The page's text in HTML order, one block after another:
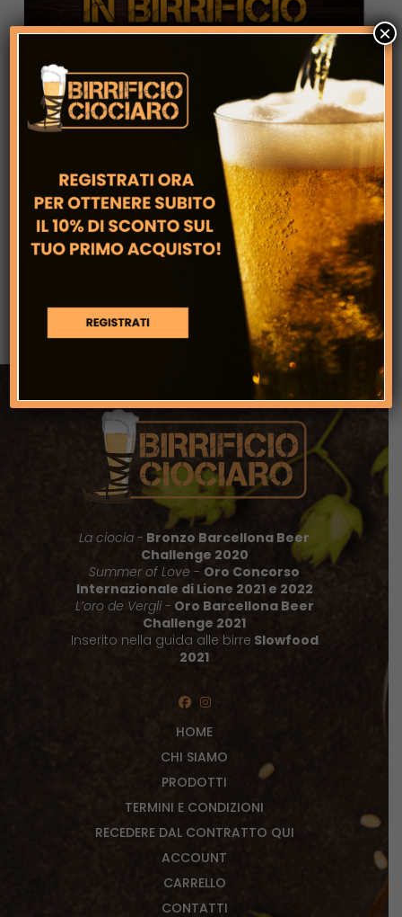
€ 20,00
Esperienza in birrificio con degustazione
La ciocia - Bronzo Barcellona Beer
Challenge 2020
Summer of Love - Oro Concorso
Internazionale di Lione 2021 e 2022
L’oro de Vergli - Oro Barcellona Beer
Challenge 2021
Inserito nella guida alle birre Slowfood
2021
HOME
CHI SIAMO
PRODOTTI
TERMINI E CONDIZIONI
RECEDERE DAL CONTRATTO QUI
ACCOUNT
CARRELLO
CONTATTI
×